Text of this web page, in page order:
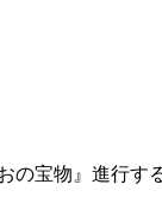
の宝物』進行す